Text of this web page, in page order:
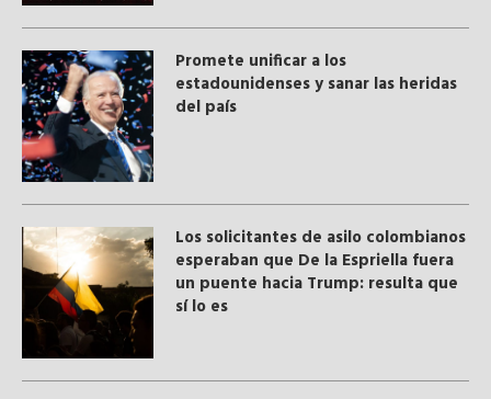
Promete unificar a los
estadounidenses y sanar las heridas
del país
Los solicitantes de asilo colombianos
esperaban que De la Espriella fuera
un puente hacia Trump: resulta que
sí lo es